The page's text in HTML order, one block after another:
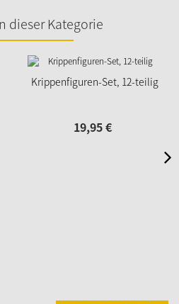
dieser Kategorie
Krippenfiguren-Set, 12-teilig
19,95€